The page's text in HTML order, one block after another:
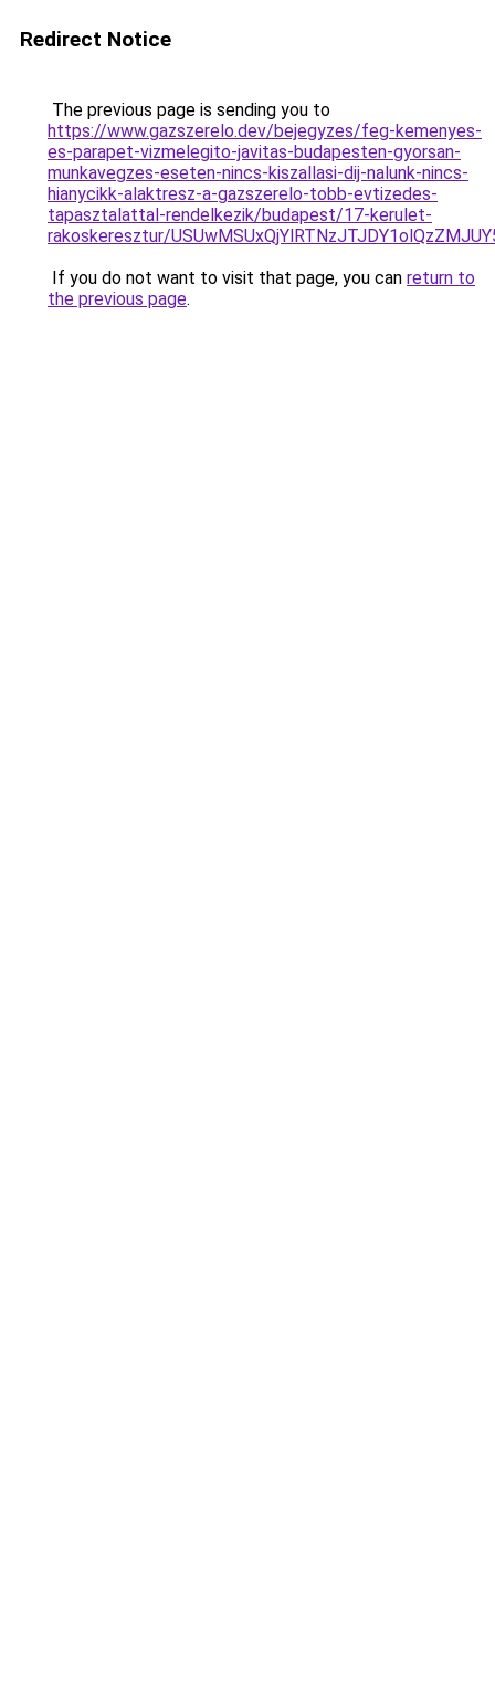
Redirect Notice
The previous page is sending you to
https://www.gazszerelo.dev/bejegyzes/feg-kemenyes-
es-parapet-vizmelegito-javitas-budapesten-gyorsan-
munkavegzes-eseten-nincs-kiszallasi-dij-nalunk-nincs-
hianycikk-alaktresz-a-gazszerelo-tobb-evtizedes-
tapasztalattal-rendelkezik/budapest/17-kerulet-
rakoskeresztur/
If you do not want to visit that page, you can return to
the previous page.